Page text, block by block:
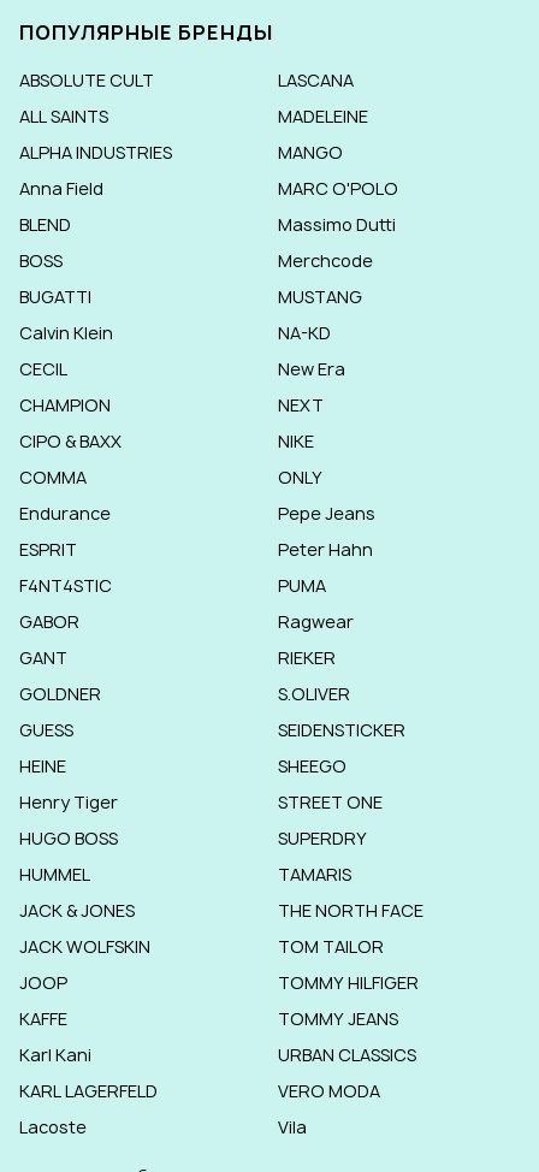
ПОПУЛЯРНЫЕ БРЕНДЫ
ABSOLUTE CULT
ALL SAINTS
ALPHA INDUSTRIES
Anna Field
BLEND
BOSS
BUGATTI
Calvin Klein
CECIL
CHAMPION
CIPO & BAXX
COMMA
Endurance
ESPRIT
F4NT4STIC
GABOR
GANT
GOLDNER
GUESS
HEINE
Henry Tiger
HUGO BOSS
HUMMEL
JACK & JONES
JACK WOLFSKIN
JOOP
KAFFE
Karl Kani
KARL LAGERFELD
Lacoste
LASCANA
MADELEINE
MANGO
MARC O'POLO
Massimo Dutti
Merchcode
MUSTANG
NA-KD
New Era
NEXT
NIKE
ONLY
Pepe Jeans
Peter Hahn
PUMA
Ragwear
RIEKER
S.OLIVER
SEIDENSTICKER
SHEEGO
STREET ONE
SUPERDRY
TAMARIS
THE NORTH FACE
TOM TAILOR
TOMMY HILFIGER
TOMMY JEANS
URBAN CLASSICS
VERO MODA
Vila